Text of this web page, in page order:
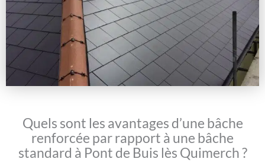
Quels sont les avantages d’une bâche
renforcée par rapport à une bâche
standard à Pont de Buis lès Quimerch ?